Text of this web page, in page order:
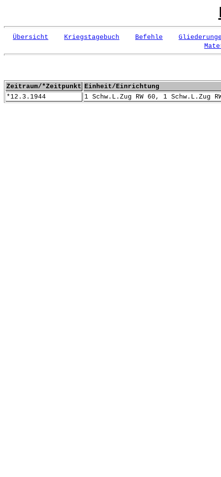
Übersicht Kriegstagebuch Befehle
Zeitraum/*Zeitpunkt Einheit/Einrichtung
*12.3.1944
1 Schw.L.Zug RW 60, 1 Schw.L.Zug